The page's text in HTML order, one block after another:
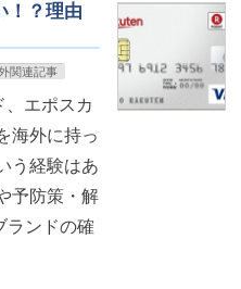
！？理由
関連記事
、エポスカ
海外に持っ
う経験はあ
予防策・解
ンドの確